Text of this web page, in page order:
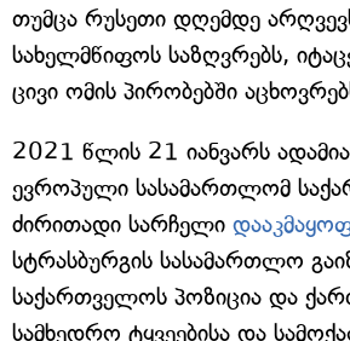
თუმცა რუსეთი დღემდე
სახელმწიფოს საზღვრებს,
ცივი ომის პირობებში
2021 წლის 21 იანვარს
ევროპული სასამართლომ
ძირითადი სარჩელი
სტრასბურგის სასამართლო
საქართველოს პოზიცია და
სამხედრო ტყვეებისა და